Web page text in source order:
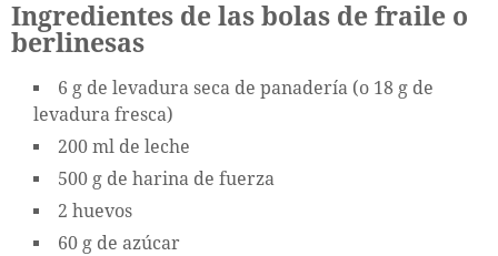
Ingredientes de las bolas de fraile o
berlinesas
6 g de levadura seca de panadería (o 18 g de
levadura fresca)
200 ml de leche
500 g de harina de fuerza
2 huevos
60 g de azúcar